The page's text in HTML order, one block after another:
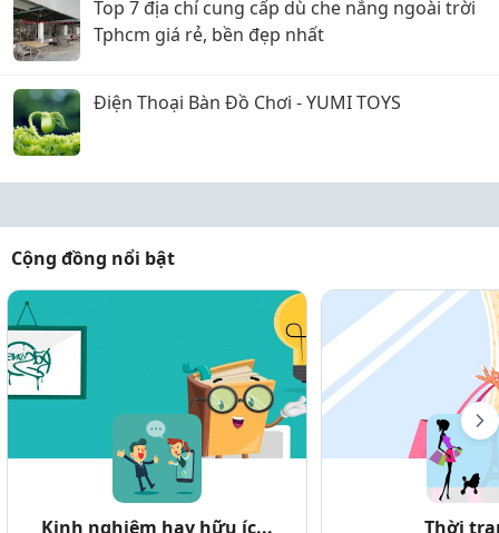
Top 7 địa chỉ cung cấp dù che nắng ngoài trời
Tphcm giá rẻ, bền đẹp nhất
Điện Thoại Bàn Đồ Chơi - YUMI TOYS
Cộng đồng nổi bật
Kinh nghiệm hay hữu íc... Thời